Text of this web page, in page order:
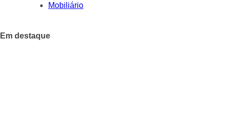
Mobiliário
Em destaque